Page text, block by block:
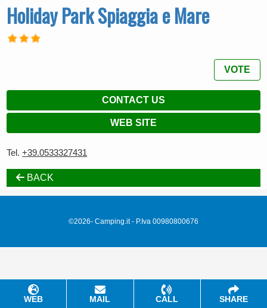
Holiday Park Spiaggia e Mare
VOTE
CONTACT US
WEB SITE
Tel.+39.0533327431
BACK
WEB MAIL CALL SHARE
©2026- Camping.it - P.Iva 00980800676